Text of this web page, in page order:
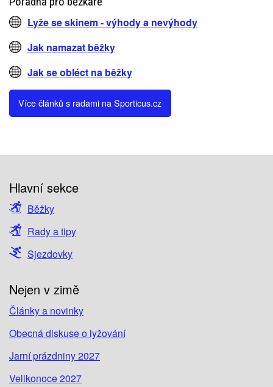
Lyže se skinem - výhody a nevýhody
Jak namazat běžky
Jak se obléct na běžky
Více článků s radami na Sporticus.cz
Hlavní sekce
Běžky
Rady a tipy
Sjezdovky
Nejen v zimě
Články a novinky
Obecná diskuse o lyžování
Jarní prázdniny 2027
Velikonoce 2027